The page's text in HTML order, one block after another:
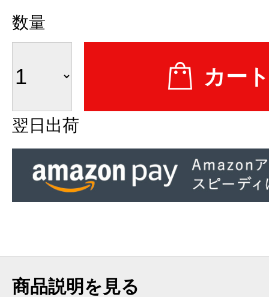
数量
翌日出荷
商品説明を見る